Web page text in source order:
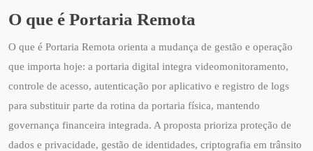
O que é Portaria Remota
O que é Portaria Remota orienta a mudança de gestão e operação
que importa hoje: a portaria digital integra videomonitoramento,
controle de acesso, autenticação por aplicativo e registro de logs
para substituir parte da rotina da portaria física, mantendo
governança financeira integrada. A proposta prioriza proteção de
dados e privacidade, gestão de identidades, criptografia em trânsito